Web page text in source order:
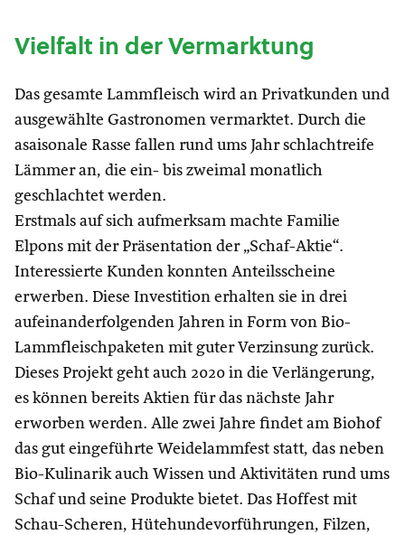
Vielfalt in der Vermarktung
Das gesamte Lammfleisch wird an Privatkunden und
ausgewählte Gastronomen vermarktet. Durch die
asaisonale Rasse fallen rund ums Jahr schlachtreife
Lämmer an, die ein- bis zweimal monatlich
geschlachtet werden.
Erstmals auf sich aufmerksam machte Familie
Elpons mit der Präsentation der „Schaf-Aktie“.
Interessierte Kunden konnten Anteilsscheine
erwerben. Diese Investition erhalten sie in drei
aufeinanderfolgenden Jahren in Form von Bio-
Lammfleischpaketen mit guter Verzinsung zurück.
Dieses Projekt geht auch 2020 in die Verlängerung,
es können bereits Aktien für das nächste Jahr
erworben werden. Alle zwei Jahre findet am Biohof
das gut eingeführte Weidelammfest statt, das neben
Bio-Kulinarik auch Wissen und Aktivitäten rund ums
Schaf und seine Produkte bietet. Das Hoffest mit
Schau-Scheren, Hütehundevorführungen, Filzen,